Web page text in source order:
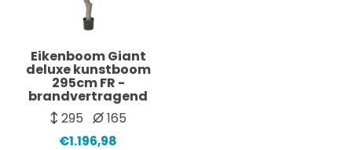
Eikenboom Giant
deluxe kunstboom
295cm FR -
brandvertragend
295
165
€1.196,98